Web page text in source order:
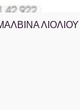
ΛΙΟΛΙΟΥ